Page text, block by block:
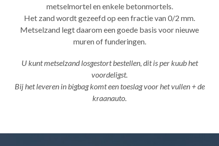
metselmortel en enkele betonmortels.
Het zand wordt gezeefd op een fractie van 0/2 mm.
Metselzand legt daarom een goede basis voor nieuwe
muren of funderingen.
U kunt metselzand losgestort bestellen, dit is per kuub het
voordeligst.
Bij het leveren in bigbag komt een toeslag voor het vullen + de
kraanauto.